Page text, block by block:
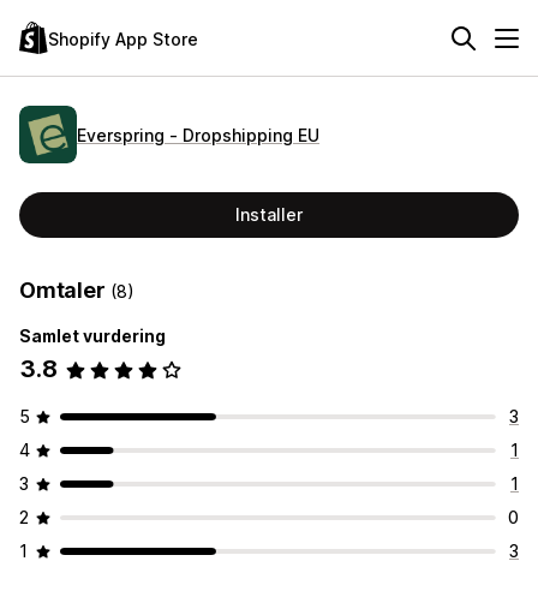
Shopify App Store
Everspring ‑ Dropshipping EU
Installer
Omtaler (8)
Samlet vurdering
3.8
5
3
4
1
3
1
2
0
1
3